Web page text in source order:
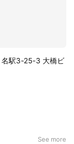
駅3-25-3 大橋ビ
See more